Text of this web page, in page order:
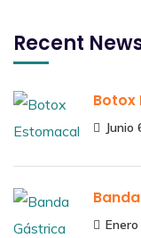
Recent
Botox
Junio